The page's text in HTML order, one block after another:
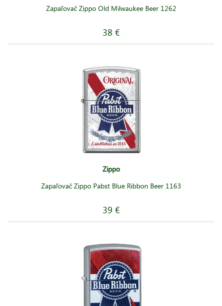
Zapaľovač Zippo Old Milwaukee Beer 1262
38 €
Zippo
Zapaľovač Zippo Pabst Blue Ribbon Beer 1163
39 €